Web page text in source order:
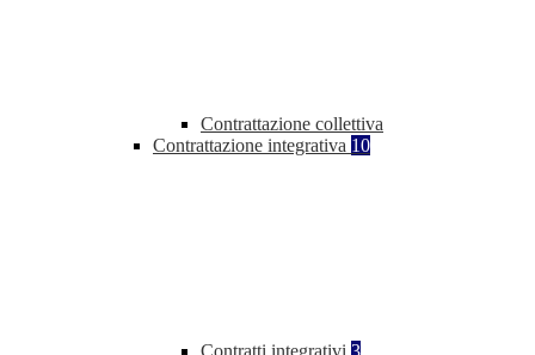
Contrattazione collettiva
Contrattazione integrativa 10